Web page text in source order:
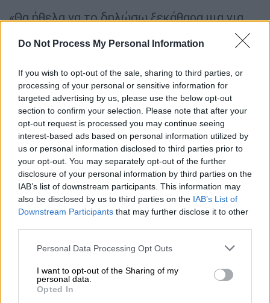
Do Not Process My Personal Information
If you wish to opt-out of the sale, sharing to third parties, or
processing of your personal or sensitive information for
targeted advertising by us, please use the below opt-out
section to confirm your selection. Please note that after your
opt-out request is processed you may continue seeing
interest-based ads based on personal information utilized by
us or personal information disclosed to third parties prior to
your opt-out. You may separately opt-out of the further
disclosure of your personal information by third parties on the
IAB’s list of downstream participants. This information may
also be disclosed by us to third parties on the IAB’s List of
Downstream Participants that may further disclose it to other
Please note that this website/app uses one or more Google
not limited to your visit or usage behaviour. You may click to
grant or deny consent to Google and its third-party tags to
use your data for below specified purposes in below Google
Personal Data Processing Opt Outs
I want to opt-out of the Sharing of my
personal data.
Opted In
«Θα ήθελα να το δηλώσω ξεκάθαρα μια για
σφετερίστηκαν και εκλάπησαν από το
με παιχνίδια στο πόδι. Ακόμα και αν η
Τουρκία μπορεί να ζήσει χωρίς τα
Δωδεκάνησα, είναι ένα ακατέργαστο όνειρο
για τα Δωδεκάνησα να ζήσουν χωρίς την
Τουρκία. Η επιδίωξη μιας επιθετικής και
επεκτατικής πολιτικής στην απέναντι όχθη
του Αιγαίου δεν ωφελεί κανέναν, ειδικά την
επίδοξη χώρα. Η Τουρκία δεν θα παραιτηθεί
ποτέ από τα κυριαρχικά της δικαιώματα στη
Γαλάζια Πατρίδα».
Γαμήλιο γλέντι ένας πόλεμος με την
Ο Μπαχτσελί έκλεισε μάλιστα την αναφορά